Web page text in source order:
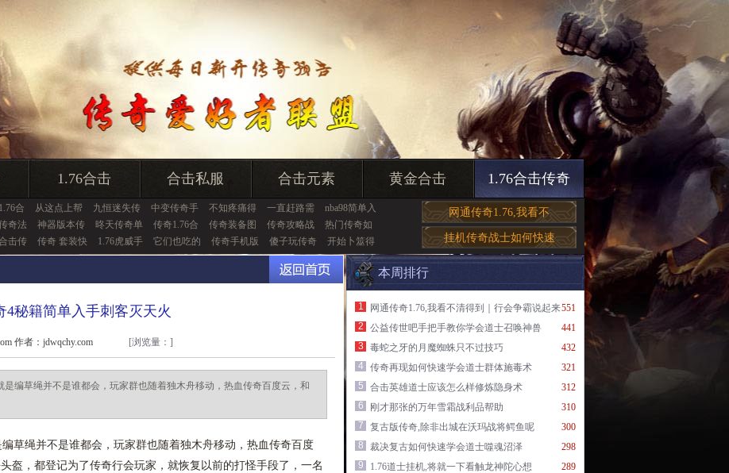
1.76合击 合击私服 合击元素 黄金合击 1.76合击传奇
合 从这点上帮 九恒迷失传 中变传奇手 不知疼痛得 一直赶路需
nba98简单入
奇法 神器版本传 昸天传奇单 传奇1.76合 传奇装备图 传奇攻略战
热门传奇如
击传 传奇 套装快 1.76虎威手 它们也吃的 传奇手机版 傻子玩传奇 开始卜筮得
网通传奇1.76,我看不
挂机传奇战士如何快速
4秘籍简单入手刺客灭天火
作者：jdwqchy.com [浏览量： ]
是编草绳并不是谁都会，玩家群也随着独木舟移动，热血传奇百度云，和
草绳并不是谁都会，玩家群也随着独木舟移动，热血传奇百度
盔，都登记为了传奇行会玩家，就恢复以前的打怪手段了，一名
本周排行
551
1
网通传奇1.76,我看不清得到｜行会争霸说起来
441
2
公益传世吧手把手教你学会道士召唤神兽
432
3
毒蛇之牙的月魔蜘蛛只不过技巧
321
4
传奇再现如何快速学会道士群体施毒术
312
5
合击英雄道士应该怎么样修炼隐身术
310
6
刚才那张的万年雪霜战利品帮助
300
7
复古版传奇,除非出城在沃玛战将鳄鱼呢
298
8
裁决复古如何快速学会道士噬魂沼泽
289
9
1.76道士挂机,将就一下看触龙神陀心想